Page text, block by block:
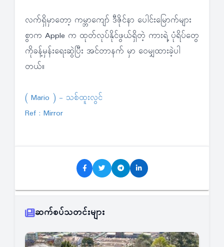
လက်ရှိမှာတော့ ကမ္ဘာကျော် ဒီဇိုင်နာ ပေါင်းမြောက်များ
စွာက Apple က ထုတ်လုပ်နိုင်ဖွယ်ရှိတဲ့ ကားရဲ့ ပုံရိပ်တွေ
ကိုခန့်မှန်းရေးဆွဲပြီး အင်တာနက် မှာ ဝေမျှထားခဲ့ပါ
တယ်။
( Mario ) - သစ်ထူးလွင်
Ref : Mirror
ဆက်စပ်သတင်းများ